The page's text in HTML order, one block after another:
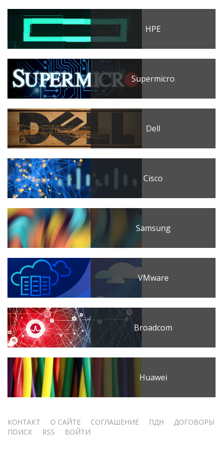
HPE
Supermicro
Dell
Cisco
Samsung
VMware
Broadcom
Huawei
Меню
КОНТАКТ О САЙТЕ СОГЛАШЕНИЕ ПДН
ДОГОВОРЫ
ПОИСК
RSS ВОЙТИ